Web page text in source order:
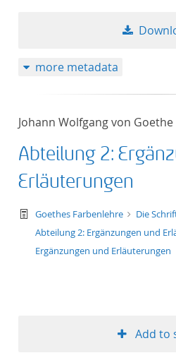
more metadata
Johann Wolfgang von Goethe
Abteilung 2:
Erläuterungen
text/tg.work+xml
Goethes Farbenlehre
Die
Abteilung 2: Ergänzungen und
Ergänzungen und Erläuterungen
Add to